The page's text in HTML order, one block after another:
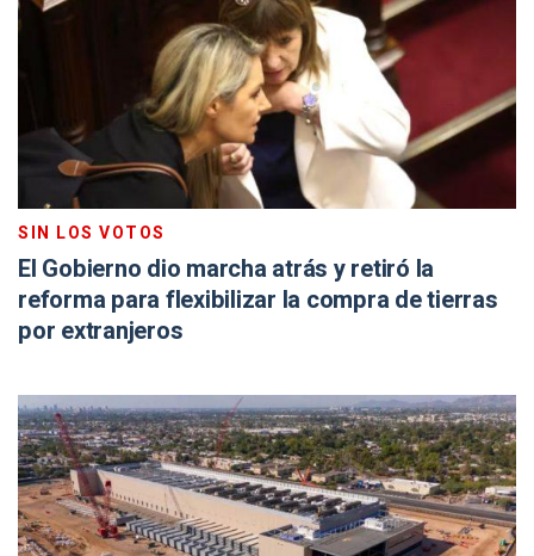
SIN LOS VOTOS
El Gobierno dio marcha atrás y retiró la
reforma para flexibilizar la compra de tierras
por extranjeros